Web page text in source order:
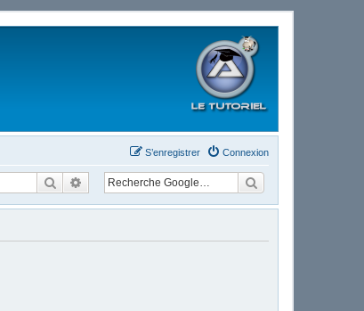
Connexion
S’enregistrer
RechercherRecherche avancée